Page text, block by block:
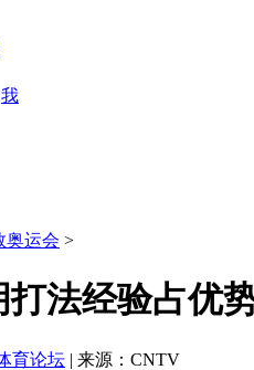
我
奥运会 >
法经验占优
育论坛 | 来源：CNTV